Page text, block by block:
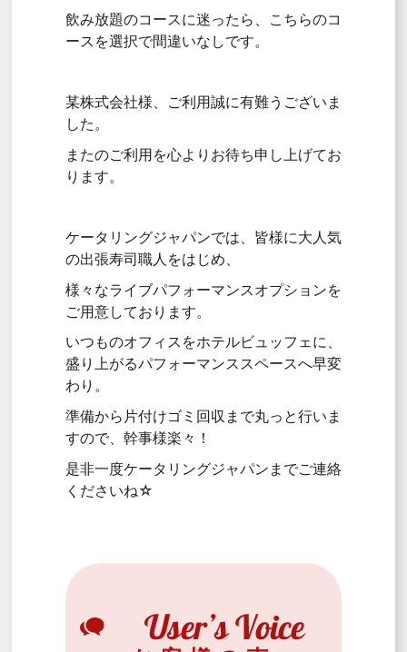
飲み放題のコースに迷ったら、こちらのコ
ースを選択で間違いなしです。
某株式会社様、ご利用誠に有難うございま
した。
またのご利用を心よりお待ち申し上げてお
ります。
ケータリングジャパンでは、皆様に大人気
の出張寿司職人をはじめ、
様々なライブパフォーマンスオプションを
ご用意しております。
いつものオフィスをホテルビュッフェに、
盛り上がるパフォーマンススペースへ早変
わり。
準備から片付けゴミ回収まで丸っと行いま
すので、幹事様楽々！
是非一度ケータリングジャパンまでご連絡
くださいね☆